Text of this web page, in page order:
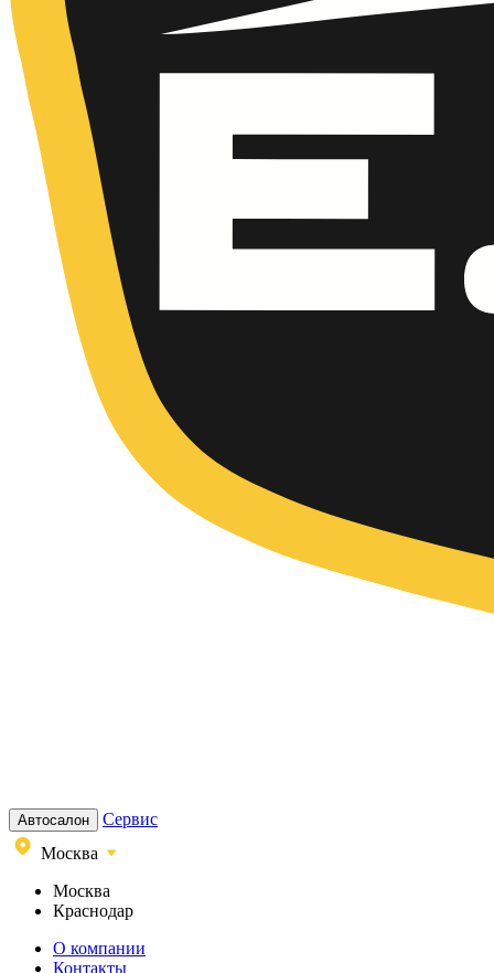
Автосалон
Сервис
Москва
Москва
Краснодар
О компании
Контакты